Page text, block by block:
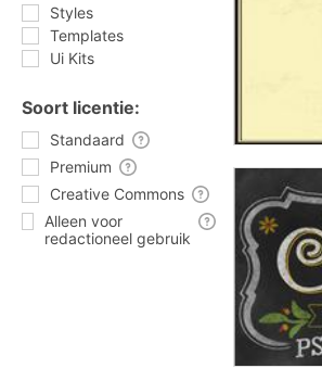
Styles
Templates
Ui Kits
Soort licentie:
Standaard
Premium
Creative Commons
Alleen voor
redactioneel gebruik